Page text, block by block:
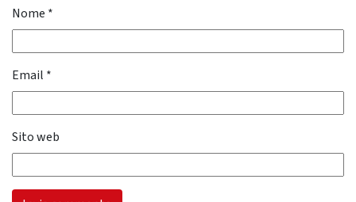
Nome *
Email *
Sito web